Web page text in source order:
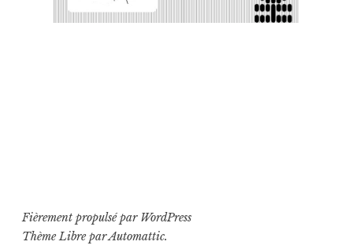
Fièrement propulsé par WordPress
Thème Libre parAutomattic.